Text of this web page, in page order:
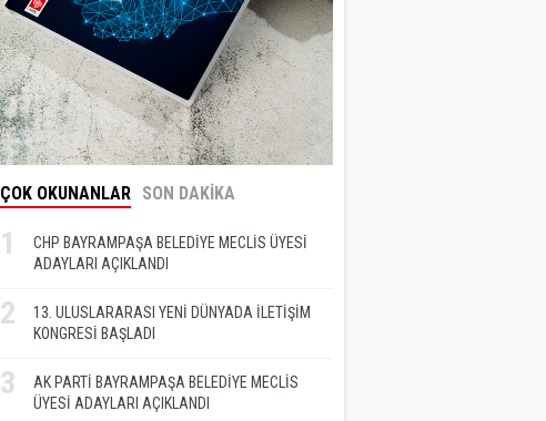
ÇOK OKUNANLAR SON DAKİKA
1
CHP BAYRAMPAŞA BELEDİYE MECLİS ÜYESİ
ADAYLARI AÇIKLANDI
2
13. ULUSLARARASI YENİ DÜNYADA İLETİŞİM
KONGRESİ BAŞLADI
3
AK PARTİ BAYRAMPAŞA BELEDİYE MECLİS
ÜYESİ ADAYLARI AÇIKLANDI